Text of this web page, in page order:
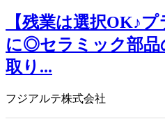
【残業は選択OK♪
に◎セラミック部品
取り...
フジアルテ株式会社